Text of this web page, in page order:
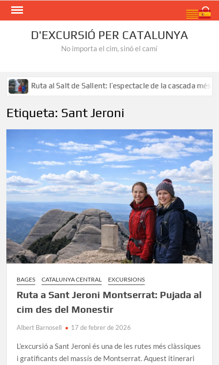
Skip
D'EXCURSIÓ PER CATALUNYA
No importa el cim, sinó el camí
Ruta al Salt de Sallent: l’espectacle de la cascada més alta de
Etiqueta: Sant Jeroni
BAGES CATALUNYA CENTRAL EXCURSIONS
Ruta a Sant Jeroni Montserrat: Pujada al
cim des del Monestir
Albert Barnosell 17 de febrer de 2026
L’excursió a Sant Jeroni és una de les rutes més clàssiques
i gratificants del massís de Montserrat. Aquest itinerari